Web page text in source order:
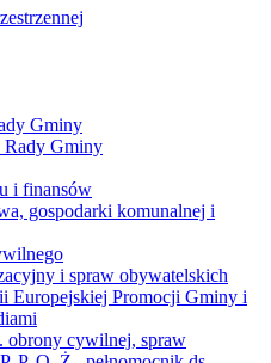
Gminy
Rady Gminy
i finansów
gospodarki komunalnej i
i spraw obywatelskich
Europejskiej Promocji Gminy i
obrony cywilnej, spraw